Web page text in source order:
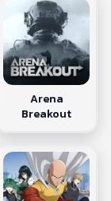
Arena
Breakout